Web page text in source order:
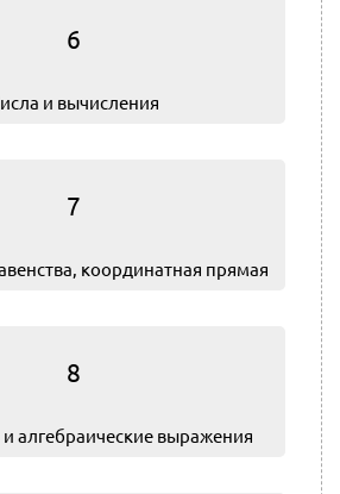
6
и вычисления
7
координатная прямая
8
алгебраические выражения